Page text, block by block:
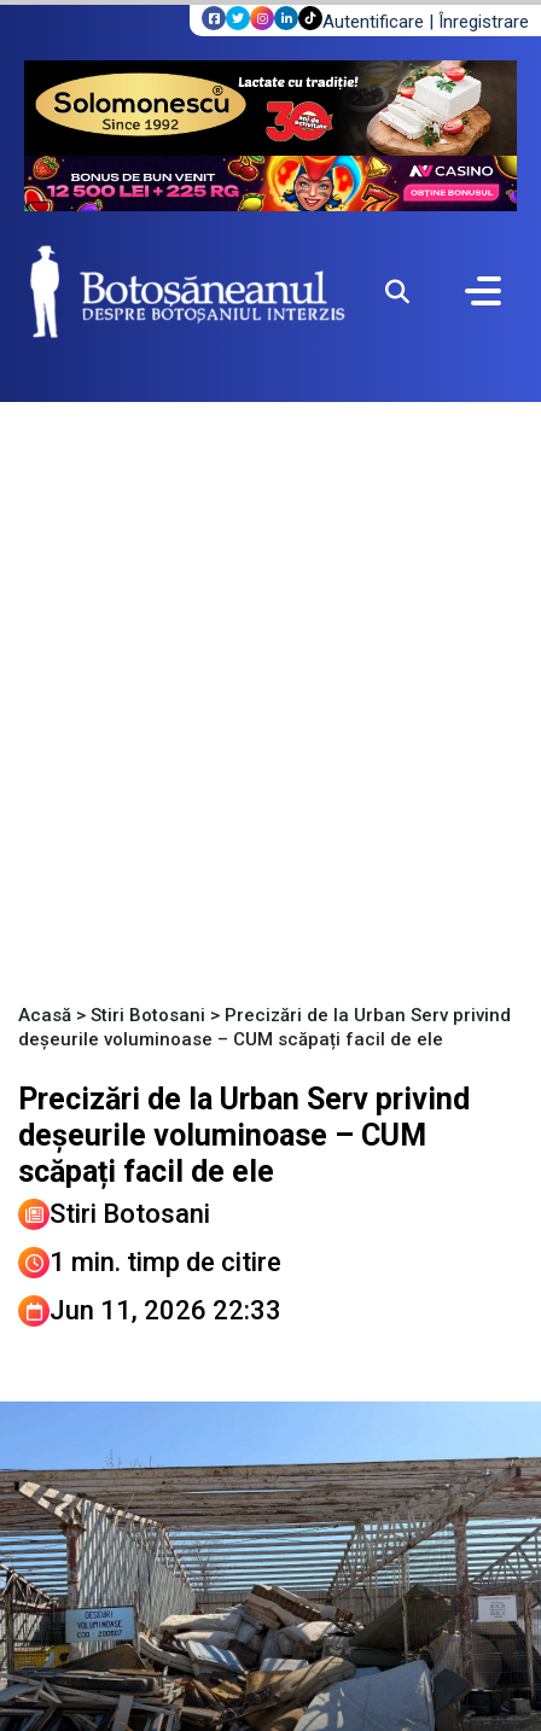
Autentificare | Înregistrare
Acasă > Stiri Botosani > Precizări de la Urban Serv privind
deșeurile voluminoase – CUM scăpați facil de ele
Precizări de la Urban Serv privind
deșeurile voluminoase – CUM
scăpați facil de ele
Stiri Botosani
1 min. timp de citire
Jun 11, 2026 22:33